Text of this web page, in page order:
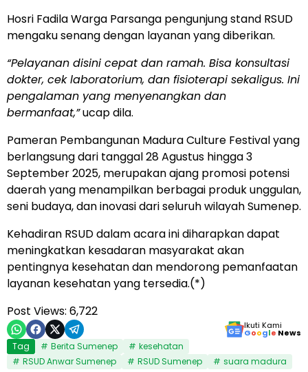
Hosri Fadila Warga Parsanga pengunjung stand RSUD
mengaku senang dengan layanan yang diberikan.
“Pelayanan disini cepat dan ramah. Bisa konsultasi
dokter, cek laboratorium, dan fisioterapi sekaligus. Ini
pengalaman yang menyenangkan dan
bermanfaat,”ucap dila.
Pameran Pembangunan Madura Culture Festival yang
berlangsung dari tanggal 28 Agustus hingga 3
September 2025, merupakan ajang promosi potensi
daerah yang menampilkan berbagai produk unggulan,
seni budaya, dan inovasi dari seluruh wilayah Sumenep.
Kehadiran RSUD dalam acara ini diharapkan dapat
meningkatkan kesadaran masyarakat akan
pentingnya kesehatan dan mendorong pemanfaatan
layanan kesehatan yang tersedia.(*)
Post Views: 6,722
Ikuti Kami
Google News
Tag Berita Sumenep
kesehatan
RSUD Anwar Sumenep
RSUD Sumenep suara madura